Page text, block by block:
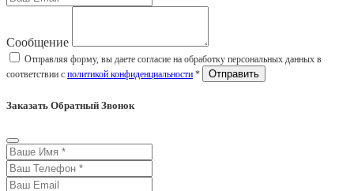
Сообщение
Отправляя форму, вы даете согласие на обработку персональных данных в
соответствии с политикой конфиденциальности *
Заказать Обратный Звонок